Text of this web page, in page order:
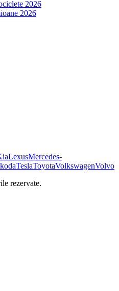
2026
2026
LexusMercedes-
TeslaToyotaVolkswagenVolvo
rezervate.